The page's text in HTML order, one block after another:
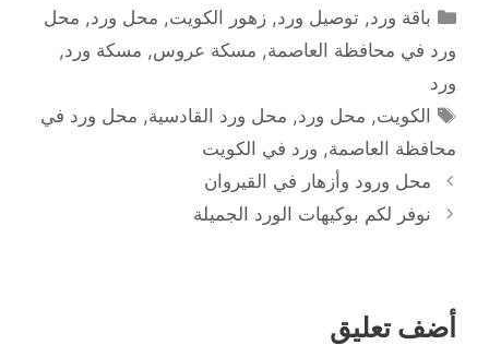
التصنيفات
باقة ورد,توصيل ورد,زهور الكويت, محل ورد, محل
ورد في محافظة العاصمة, مسكة عروس, مسكة ورد,
ورد
الوسوم
الكويت, محل ورد, محل ورد القادسية, محل ورد في
محافظة العاصمة, ورد في الكويت
محل ورود وأزهار في القيروان
نوفر لكم بوكيهات الورد الجميلة
أضف تعليق